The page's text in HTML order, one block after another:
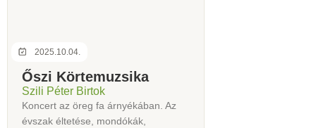
2025.10.04.
Őszi Körtemuzsika
Szili Péter Birtok
Koncert az öreg fa árnyékában. Az
évszak éltetése, mondókák,